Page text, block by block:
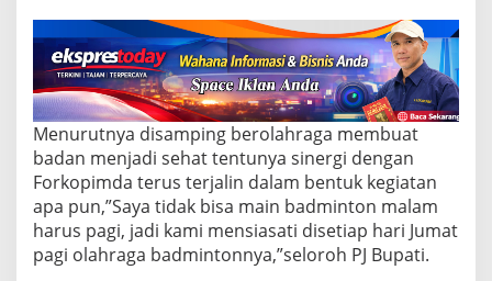
e
r
s
a
m
a
Menurutnya disamping berolahraga membuat
badan menjadi sehat tentunya sinergi dengan
Forkopimda terus terjalin dalam bentuk kegiatan
apa pun,”Saya tidak bisa main badminton malam
harus pagi, jadi kami mensiasati disetiap hari Jumat
pagi olahraga badmintonnya,”seloroh PJ Bupati.